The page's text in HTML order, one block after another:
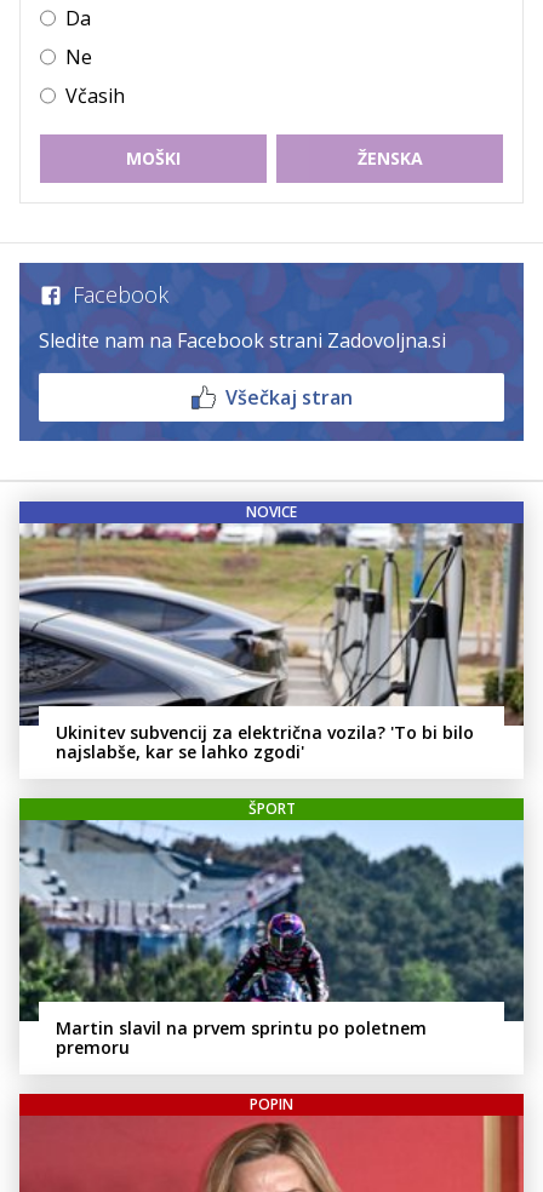
Da
Ne
Včasih
MOŠKI ŽENSKA
Facebook
Sledite nam na Facebook strani Zadovoljna.si
Všečkaj stran
NOVICE
Ukinitev subvencij za električna vozila? 'To bi bilo
najslabše, kar se lahko zgodi'
ŠPORT
Martin slavil na prvem sprintu po poletnem
premoru
POPIN